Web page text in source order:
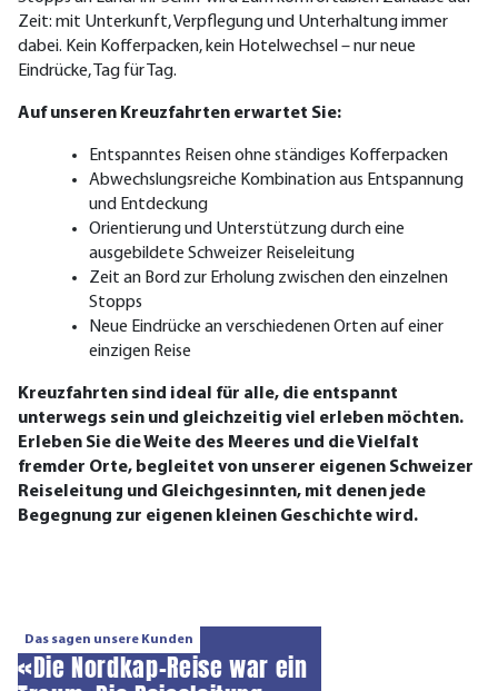
Zeit: mit Unterkunft, Verpflegung und Unterhaltung immer
dabei. Kein Kofferpacken, kein Hotelwechsel – nur neue
Eindrücke, Tag für Tag.
Auf unseren Kreuzfahrten erwartet Sie:
Entspanntes Reisen ohne ständiges Kofferpacken
Abwechslungsreiche Kombination aus Entspannung
und Entdeckung
Orientierung und Unterstützung durch eine
ausgebildete Schweizer Reiseleitung
Zeit an Bord zur Erholung zwischen den einzelnen
Stopps
Neue Eindrücke an verschiedenen Orten auf einer
einzigen Reise
Kreuzfahrten sind ideal für alle, die entspannt
unterwegs sein und gleichzeitig viel erleben möchten.
Erleben Sie die Weite des Meeres und die Vielfalt
fremder Orte, begleitet von unserer eigenen Schweizer
Reiseleitung und Gleichgesinnten, mit denen jede
Begegnung zur eigenen kleinen Geschichte wird.
Das sagen unsere Kunden
«Die Nordkap-Reise war ein